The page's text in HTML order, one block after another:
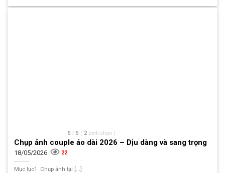
5 / 5 ( 2 bình chọn )
Chụp ảnh couple áo dài 2026 – Dịu dàng và sang trọng
18/05/2026 22
Mục lục1. Chụp ảnh tại [...]